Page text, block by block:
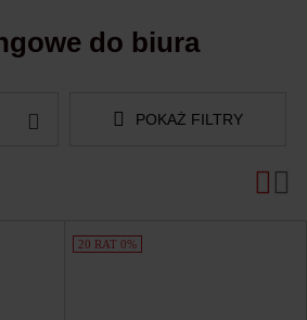
do biura
POKAŻ FILTRY
20 RAT 0%